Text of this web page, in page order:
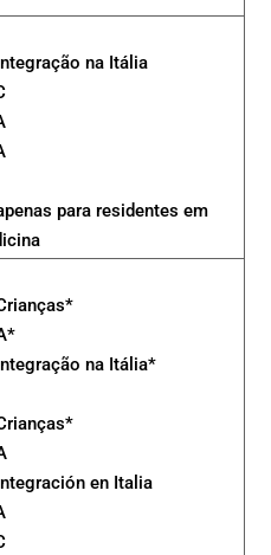
na Itália
para residentes em
na Itália*
en Italia